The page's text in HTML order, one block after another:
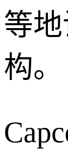
等
构。